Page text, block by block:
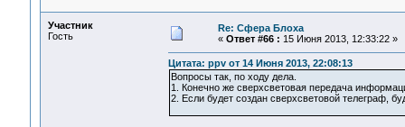
Участник
Гость
Re: Сфера Блоха
« Ответ #66 : 15 Июня 2013, 12:33:22 »
Цитата: ppv от 14 Июня 2013, 22:08:13
Вопросы так, по ходу дела.
1. Конечно же сверхсветовая передача
2. Если будет создан сверхсветовой телеграф,